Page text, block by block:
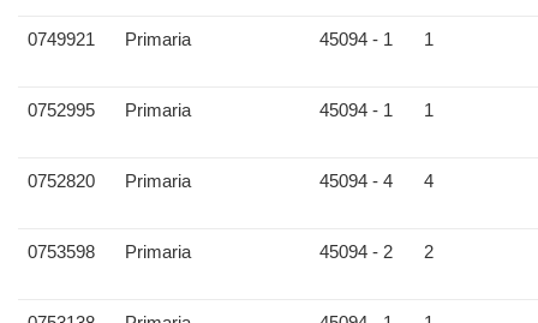
0749921 Primaria 45094 - 1 1
0752995 Primaria 45094 - 1 1
0752820 Primaria 45094 - 4 4
0753598 Primaria 45094 - 2 2